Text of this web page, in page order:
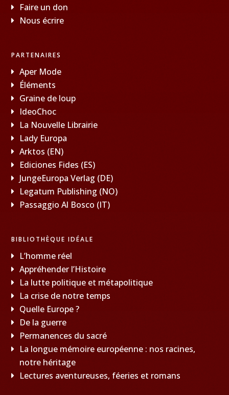
Faire un don
Nous écrire
PARTENAIRES
Aper Mode
Éléments
Graine de loup
IdeoChoc
La Nouvelle Librairie
Lady Europa
Arktos (EN)
Ediciones Fides (ES)
JungeEuropa Verlag (DE)
Legatum Publishing (NO)
Passaggio Al Bosco (IT)
BIBLIOTHÈQUE IDÉALE
L’homme réel
Appréhender l’Histoire
La lutte politique et métapolitique
La crise de notre temps
Quelle Europe ?
De la guerre
Permanences du sacré
La longue mémoire européenne : nos racines,
notre héritage
Lectures aventureuses, féeries et romans